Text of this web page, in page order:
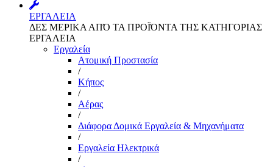
ΕΡΓΑΛΕΙΑ
ΔΕΣ ΜΕΡΙΚΑ ΑΠΌ ΤΑ ΠΡΟΪΌΝΤΑ ΤΗΣ ΚΑΤΗΓΟΡΙΑΣ
ΕΡΓΑΛΕΙΑ
Εργαλεία
Aτομική Προστασία
/
Kήπος
/
Αέρας
/
Διάφορα Δομικά Εργαλεία & Μηχανήματα
/
Εργαλεία Ηλεκτρικά
/